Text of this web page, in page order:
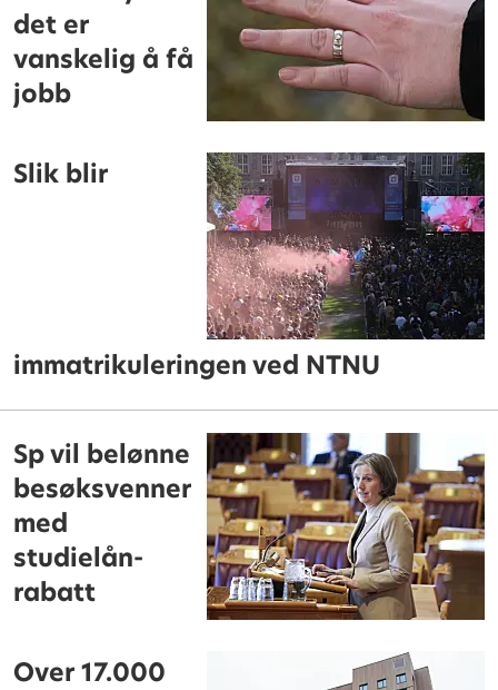
det er
vanskelig å få
jobb
Slik blir
immatrikuleringen ved NTNU
Sp vil belønne
besøksvenner
med
studielån-
rabatt
Over 17.000